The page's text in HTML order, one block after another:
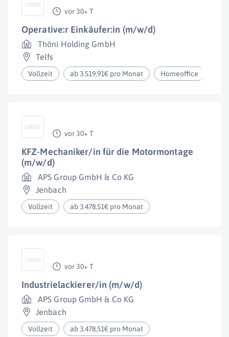
vor 30+ T
Operative:r Einkäufer:in (m/w/d)
Thöni Holding GmbH
Telfs
Vollzeit ab 3.519,91€ pro Monat Homeoffice
vor 30+ T
KFZ-Mechaniker/in für die Motormontage
(m/w/d)
APS Group GmbH & Co KG
Jenbach
Vollzeit ab 3.478,51€ pro Monat
vor 30+ T
Industrielackierer/in (m/w/d)
APS Group GmbH & Co KG
Jenbach
Vollzeit ab 3.478,51€ pro Monat